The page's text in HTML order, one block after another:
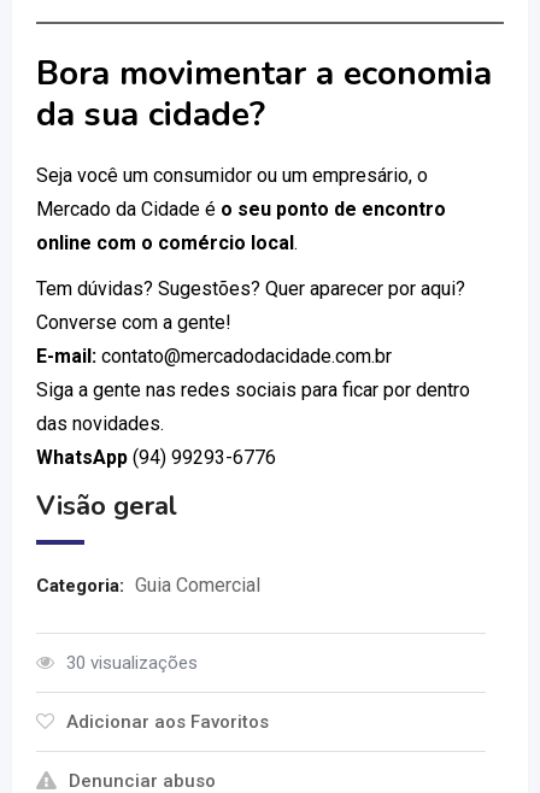
Bora movimentar a economia
da sua cidade?
Seja você um consumidor ou um empresário, o
Mercado da Cidade é o seu ponto de encontro
online com o comércio local.
Tem dúvidas? Sugestões? Quer aparecer por aqui?
Converse com a gente!
E-mail: contato@mercadodacidade.com.br
Siga a gente nas redes sociais para ficar por dentro
das novidades.
WhatsApp (94) 99293-6776
Visão geral
Categoria: Guia Comercial
30 visualizações
Adicionar aos Favoritos
Denunciar abuso